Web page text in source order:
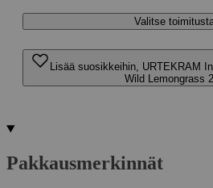
Valitse
Lisää suosikkeihin, URTEKRAM
Wild Lemongrass
Pakkausmerkinnät